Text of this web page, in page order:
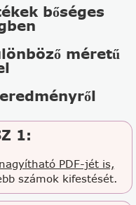
bőséges
méretű
1:
nagyítható PDF-jét is,
számok kifestését.